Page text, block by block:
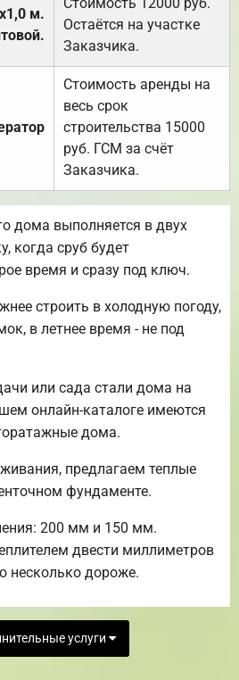
м.
Остаётся на участке
Заказчика.
Стоимость аренды на
весь срок
строительства 15000
руб. ГСМ за счёт
Заказчика.
дома выполняется в двух
когда сруб будет
время и сразу под ключ.
строить в холодную погоду,
в летнее время - не под
или сада стали дома на
онлайн-каталоге имеются
дома.
предлагаем теплые
фундаменте.
200 мм и 150 мм.
двести миллиметров
несколько дороже.
услуги